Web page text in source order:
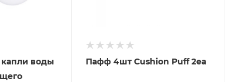
воды
Пафф 4шт Cushion Puff 2ea